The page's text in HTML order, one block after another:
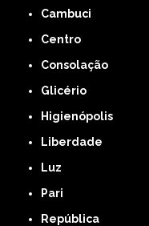
Cambuci
Centro
Consolação
Glicério
Higienópolis
Liberdade
Luz
Pari
República